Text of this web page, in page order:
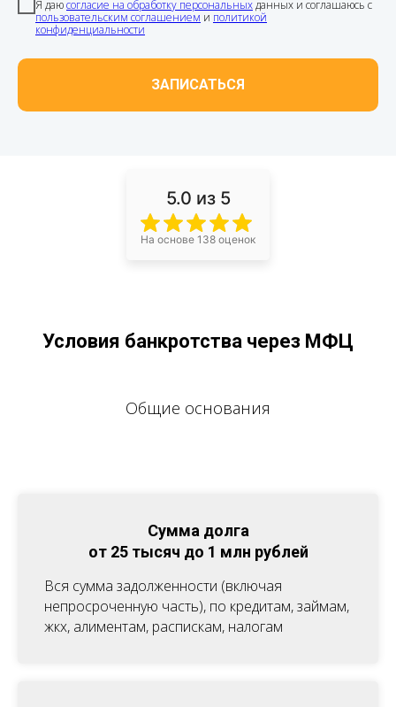
Я даюсогласие на обработку персональныхданных и соглашаюсь с
пользовательским соглашением и политикой
конфиденциальности
ЗАПИСАТЬСЯ
5.0 из 5
На основе 138 оценок
Условия банкротства через МФЦ
Общие основания
Сумма долга
от 25 тысяч до 1 млн рублей
Вся сумма задолженности (включая
непросроченную часть), по кредитам, займам,
жкх, алиментам, распискам, налогам